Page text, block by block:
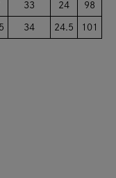
33 24 98
34 24.5 101